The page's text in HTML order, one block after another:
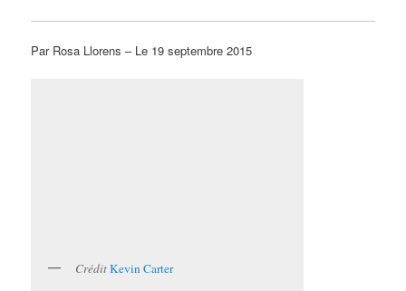
Par Rosa Llorens – Le 19 septembre 2015
CréditKevin Carter